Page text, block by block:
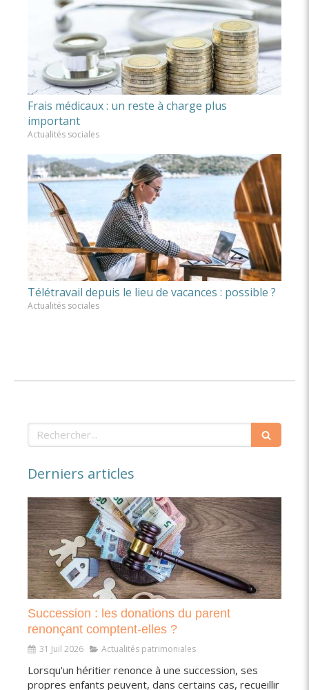
Frais médicaux : un reste à charge plus
important
Actualités sociales
Télétravail depuis le lieu de vacances : possible ?
Actualités sociales
Rechercher
Derniers articles
Succession : les donations du parent
renonçant comptent-elles ?
31 Juil 2026 Actualités patrimoniales
Lorsqu'un héritier renonce à une succession, ses
propres enfants peuvent, dans certains cas, recueillir